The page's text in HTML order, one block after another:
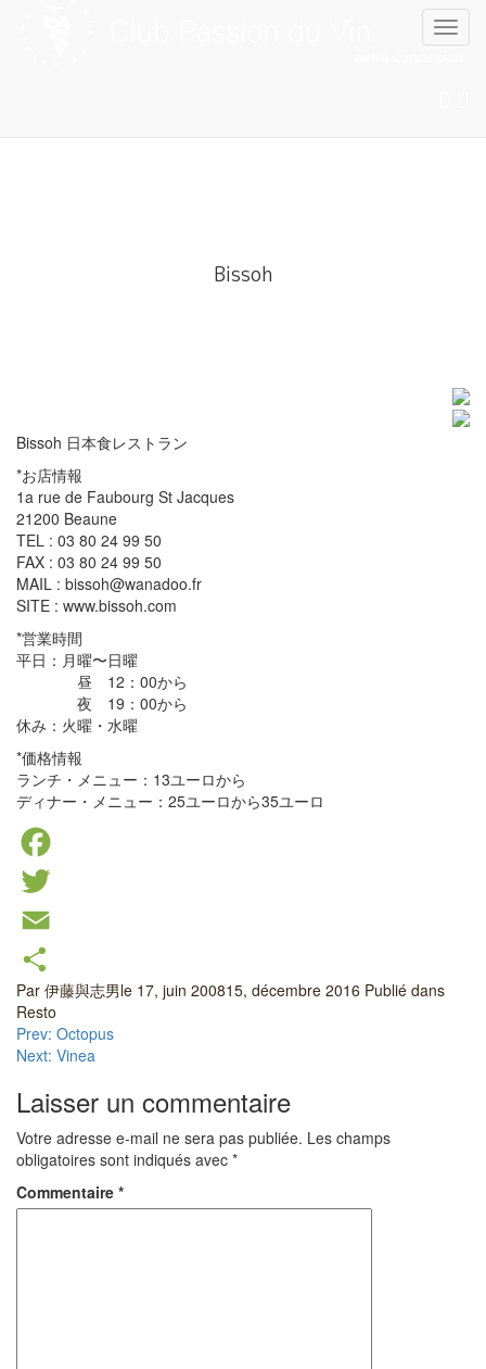
Skip
Bissoh
Bissoh 日本食レストラン
*お店情報
1a rue de Faubourg St Jacques
21200 Beaune
TEL : 03 80 24 99 50
FAX : 03 80 24 99 50
MAIL : bissoh@wanadoo.fr
SITE : www.bissoh.com
*営業時間
平日：月曜〜日曜
昼 12：00から
夜 19：00から
休み：火曜・水曜
*価格情報
ランチ・メニュー：13ユーロから
ディナー・メニュー：25ユーロから35ユーロ
Facebook
Twitter
Email
Partager
Par 伊藤與志男le 17, juin 200815, décembre 2016 Publié dans
Resto
Navigation
de
l’article
Prev: Octopus
Next: Vinea
Laisser un commentaire
Votre adresse e-mail ne sera pas publiée. Les champs
obligatoires sont indiqués avec *
Commentaire *